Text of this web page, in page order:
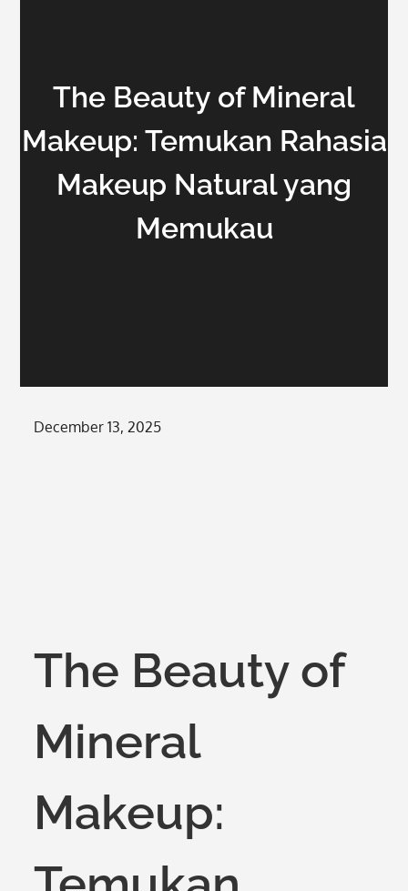
The Beauty of Mineral
Makeup: Temukan Rahasia
Makeup Natural yang
Memukau
Posted
December 13, 2025
The Beauty of
Mineral
Makeup: